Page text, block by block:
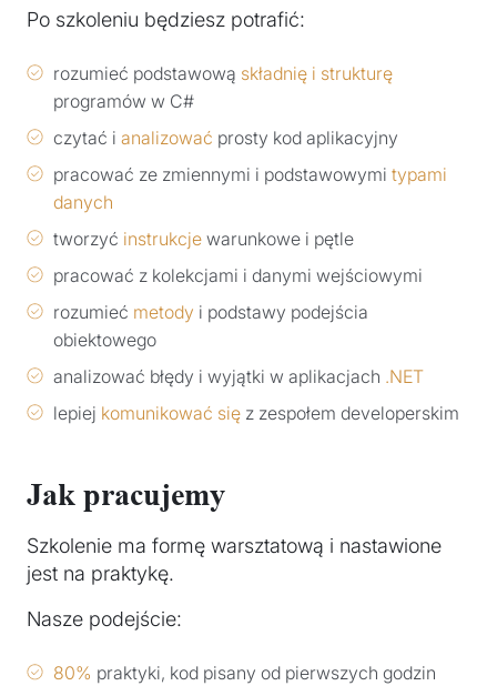
Po szkoleniu będziesz potrafić:
rozumieć podstawową składnię i strukturę
programów w C#
czytać i analizować prosty kod aplikacyjny
pracować ze zmiennymi i podstawowymi typami
danych
tworzyć instrukcje warunkowe i pętle
pracować z kolekcjami i danymi wejściowymi
rozumieć metody i podstawy podejścia
obiektowego
analizować błędy i wyjątki w aplikacjach .NET
lepiej komunikować się z zespołem developerskim
Jak pracujemy
Szkolenie ma formę warsztatową i nastawione
jest na praktykę.
Nasze podejście:
80% praktyki, kod pisany od pierwszych godzin